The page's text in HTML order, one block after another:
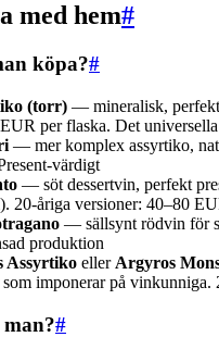
med hem#
köpa?#
(torr) — mineralisk,
per flaska. Det
— mer komplex assyrtiko,
värdigt
— söt dessertvin, perfekt
20-åriga versioner: 40–80
— sällsynt rödvin för
produktion
Assyrtiko eller Argyros
imponerar på vinkunniga.
#